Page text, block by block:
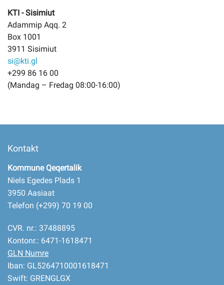
KTI - Sisimiut
Adammip Aqq. 2
Box 1001
3911 Sisimiut
si@kti.gl
+299 86 16 00
(Mandag – Fredag 08:00-16:00)
Kontakt
Kommune Qeqertalik
Niels Egedes Plads 1
3950 Aasiaat
Telefon (+299) 70 19 00
CVR. nr.: 37488895
Kontonr.: 6471-1618471
GLN Numre
Iban: GL5264710001618471
Swift: GRENGLGX